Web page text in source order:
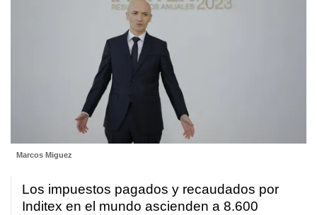
Marcos Miguez
Los impuestos pagados y recaudados por
Inditex en el mundo ascienden a 8.600